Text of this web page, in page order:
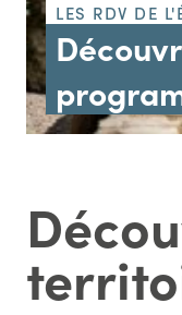
LES RDV DE